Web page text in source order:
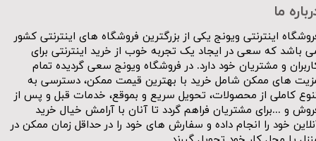
ما
اینترنتی ویونج یکی از بزرگترین فروشگاه های اینترنتی کشور
باشد که سعی در ایجاد یک تجربه خوب از خرید اینترنتی برای
و مشتریان خود دارد. در فروشگاه ویونج سعی گردیده تمام
های ممکن شامل خرید با بهترین قیمت ممکن، دسترسی به
کاملی از محصولات، تحویل سریع و بموقع، خدمات قبل و پس از
و ...برای مشتریان فراهم گردد تا آنان با آرامش خیال خرید
خود را انجام داده و سفارش های خود را در حداقل زمان ممکن در